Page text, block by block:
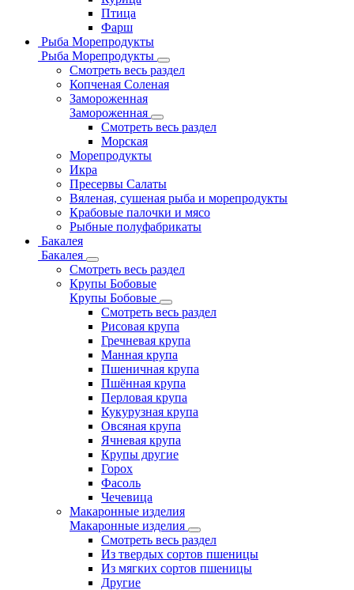
Птица
Фарш
Рыба Морепродукты
Рыба Морепродукты
Смотреть весь раздел
Копченая Соленая
Замороженная
Замороженная
Смотреть весь раздел
Морская
Морепродукты
Икра
Пресервы Салаты
Вяленая, сушеная рыба и морепродукты
Крабовые палочки и мясо
Рыбные полуфабрикаты
Бакалея
Бакалея
Смотреть весь раздел
Крупы Бобовые
Крупы Бобовые
Смотреть весь раздел
Рисовая крупа
Гречневая крупа
Манная крупа
Пшеничная крупа
Пшённая крупа
Перловая крупа
Кукурузная крупа
Овсяная крупа
Ячневая крупа
Крупы другие
Горох
Фасоль
Чечевица
Макаронные изделия
Макаронные изделия
Смотреть весь раздел
Из твердых сортов пшеницы
Из мягких сортов пшеницы
Другие